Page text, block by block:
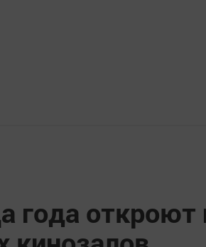
года